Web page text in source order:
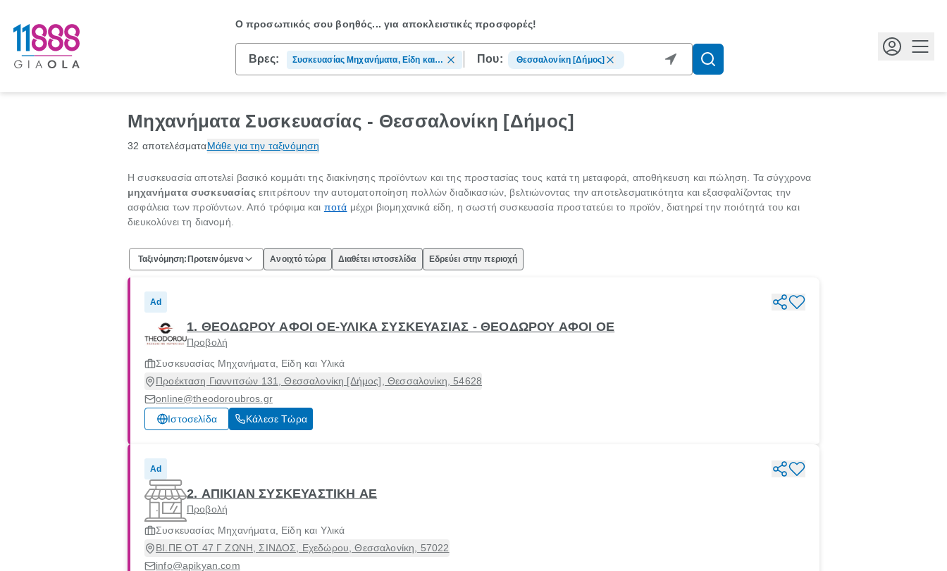
Ο προσωπικός σου βοηθός...για αποκλειστικές προσφορές!
Βρες:
Συσκευασίας Μηχανήματα, Είδη και
Υλικά
Που: Θεσσαλονίκη [Δήμος]
Μηχανήματα Συσκευασίας - Θεσσαλονίκη [Δήμος]
32 αποτελέσματαΜάθε για την ταξινόμηση
Η συσκευασία αποτελεί βασικό κομμάτι της διακίνησης προϊόντων και της προστασίας τους κατά τη μεταφορά, αποθήκευση και πώληση. Τα σύγχρονα
μηχανήματα συσκευασίαςεπιτρέπουν την αυτοματοποίηση πολλών διαδικασιών, βελτιώνοντας την αποτελεσματικότητα και εξασφαλίζοντας την
ασφάλεια των προϊόντων. Από τρόφιμα και ποτά μέχρι βιομηχανικά είδη, η σωστή συσκευασία προστατεύει το προϊόν, διατηρεί την ποιότητά του και
διευκολύνει τη διανομή.
Ταξινόμηση: Προτεινόμενα Ανοιχτό τώρα Διαθέτει ιστοσελίδα Εδρεύει στην περιοχή
Ad
1. ΘΕΟΔΩΡΟΥ ΑΦΟΙ ΟΕ-ΥΛΙΚΑ ΣΥΣΚΕΥΑΣΙΑΣ - ΘΕΟΔΩΡΟΥ ΑΦΟΙ ΟΕ
Προβολή
Συσκευασίας Μηχανήματα, Είδη και Υλικά
Προέκταση Γιαννιτσών 131, Θεσσαλονίκη [Δήμος], Θεσσαλονίκη, 54628
online@theodoroubros.gr
Ιστοσελίδα
Κάλεσε Τώρα
Ad
2. ΑΠΙΚΙΑΝ ΣΥΣΚΕΥΑΣΤΙΚΗ ΑΕ
Προβολή
Συσκευασίας Μηχανήματα, Είδη και Υλικά
ΒΙ.ΠΕ ΟΤ 47 Γ ΖΩΝΗ, ΣΙΝΔΟΣ, Εχεδώρου, Θεσσαλονίκη, 57022
info@apikyan.com